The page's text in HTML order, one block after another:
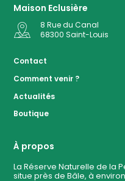
Maison Eclusière
8 Rue du Canal
68300 Saint-Louis
Contact
Comment venir ?
Actualités
Boutique
À propos
La Réserve Naturelle de la
situe près de Bâle, à